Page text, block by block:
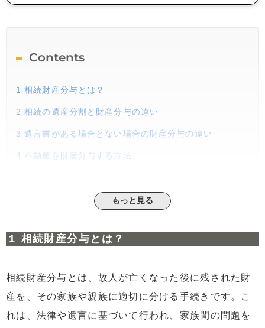
Contents
1 相続財産分与とは？
2 相続の遺産分割と財産分与の違い
3 遺言書がある場合とない場合の財産分与の違い
4 不動産を財産分与する方法
トラブルを避けるための財産分与のコツとは？
8まとめ
もっと見る
相続財産分与とは？
相続財産分与とは、故人が亡くなった後に残された財
産を、その家族や親族に適切に分ける手続きです。こ
れは、法律や遺言に基づいて行われ、家族間の問題を